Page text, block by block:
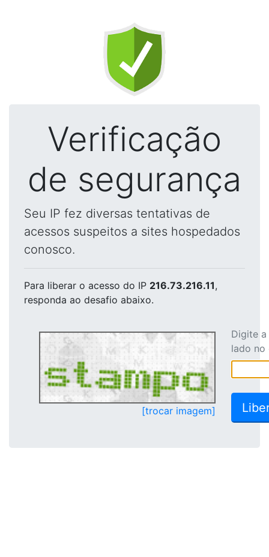
Verificação
de segurança
Seu IP fez diversas tentativas de
acessos suspeitos a sites hospedados
conosco.
Para liberar o acesso do IP 216.73.216.11,
responda ao desafio abaixo.
[trocar imagem]
Digite
lado no